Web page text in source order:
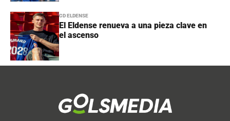
CD ELDENSE
El Eldense renueva a una pieza clave en
el ascenso